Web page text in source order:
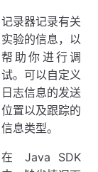
记录器记录有关
实验的信息，以
帮助你进行调
试。可以自定义
日志信息的发送
位置以及跟踪的
信息类型。
在 Java SDK